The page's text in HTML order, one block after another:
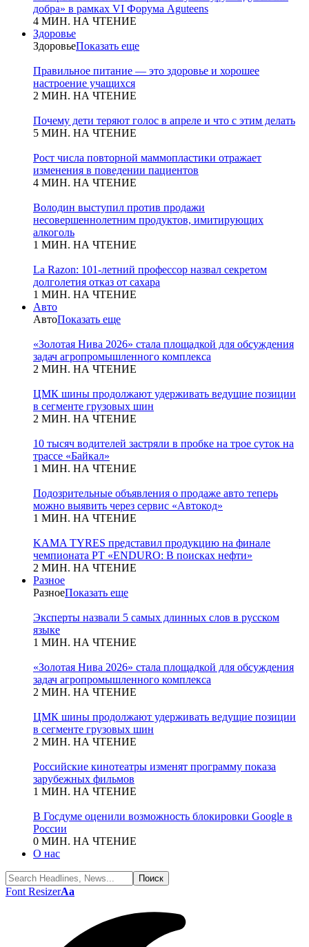
добра» в рамках VI Форума Aguteens
4 МИН. НА ЧТЕНИЕ
Здоровье
ЗдоровьеПоказать еще
Правильное питание — это здоровье и хорошее
настроение учащихся
2 МИН. НА ЧТЕНИЕ
Почему дети теряют голос в апреле и что с этим делать
5 МИН. НА ЧТЕНИЕ
Рост числа повторной маммопластики отражает
изменения в поведении пациентов
4 МИН. НА ЧТЕНИЕ
Володин выступил против продажи
несовершеннолетним продуктов, имитирующих
алкоголь
1 МИН. НА ЧТЕНИЕ
La Razon: 101-летний профессор назвал секретом
долголетия отказ от сахара
1 МИН. НА ЧТЕНИЕ
Авто
АвтоПоказать еще
«Золотая Нива 2026» стала площадкой для обсуждения
задач агропромышленного комплекса
2 МИН. НА ЧТЕНИЕ
ЦМК шины продолжают удерживать ведущие позиции
в сегменте грузовых шин
2 МИН. НА ЧТЕНИЕ
10 тысяч водителей застряли в пробке на трое суток на
трассе «Байкал»
1 МИН. НА ЧТЕНИЕ
Подозрительные объявления о продаже авто теперь
можно выявить через сервис «Автокод»
1 МИН. НА ЧТЕНИЕ
KAMA TYRES представил продукцию на финале
чемпионата РТ «ENDURO: В поисках нефти»
2 МИН. НА ЧТЕНИЕ
Разное
РазноеПоказать еще
Эксперты назвали 5 самых длинных слов в русском
языке
1 МИН. НА ЧТЕНИЕ
«Золотая Нива 2026» стала площадкой для обсуждения
задач агропромышленного комплекса
2 МИН. НА ЧТЕНИЕ
ЦМК шины продолжают удерживать ведущие позиции
в сегменте грузовых шин
2 МИН. НА ЧТЕНИЕ
Российские кинотеатры изменят программу показа
зарубежных фильмов
1 МИН. НА ЧТЕНИЕ
В Госдуме оценили возможность блокировки Google в
России
0 МИН. НА ЧТЕНИЕ
О нас
Font ResizerAa